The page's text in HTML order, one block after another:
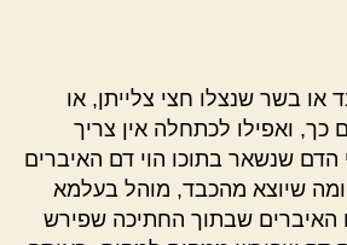
בשר שנצלו חצי צלייתן, או
כך, ואפילו לכתחלה אין צריך
הדם שנשאר בתוכו הוי דם האיברים
שיוצא מהכבד, מוהל בעלמא
האיברים שבתוך החתיכה שפירש